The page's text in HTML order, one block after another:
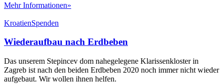
Mehr Informationen»
KroatienSpenden
Wiederaufbau nach Erdbeben
Das unserem Stepincev dom nahegelegene Klarissenkloster in
Zagreb ist nach den beiden Erdbeben 2020 noch immer nicht wieder
aufgebaut. Wir wollen ihnen helfen.